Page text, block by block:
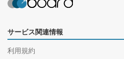
サービス関連情報
利用規約